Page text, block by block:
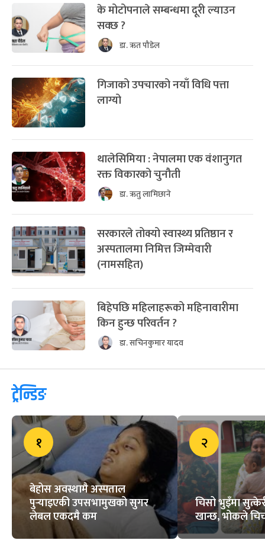
के मोटोपनाले सम्बन्धमा दूरी ल्याउन
सक्छ ?
डा. ऋत पौडेल
गिजाको उपचारको नयाँ विधि पत्ता
लाग्यो
थालेसिमिया : नेपालमा एक वंशानुगत
रक्त विकारको चुनौती
डा. ऋतु लामिछाने
सरकारले तोक्यो स्वास्थ्य प्रतिष्ठान र
अस्पतालमा निमित्त जिम्मेवारी
(नामसहित)
बिहेपछि महिलाहरूको महिनावारीमा
किन हुन्छ परिवर्तन ?
डा. सचिनकुमार यादव
ट्रेन्डिङ
१
बेहोस अवस्थामै अस्पताल
पुर्‍याइएकी उपसभामुखको सुगर
लेबल एकदमै कम
२
चिसो भुइँमा
खान्छ, भोकले